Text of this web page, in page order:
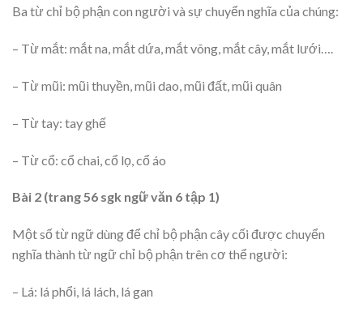
Ba từ chỉ bộ phận con người và sự chuyển nghĩa của chúng:
– Từ mắt: mắt na, mắt dứa, mắt võng, mắt cây, mắt lưới….
– Từ mũi: mũi thuyền, mũi dao, mũi đất, mũi quân
– Từ tay: tay ghế
– Từ cổ: cổ chai, cổ lọ, cổ áo
Bài 2 (trang 56 sgk ngữ văn 6 tập 1)
Một số từ ngữ dùng để chỉ bộ phận cây cối được chuyển
nghĩa thành từ ngữ chỉ bộ phận trên cơ thể người:
– Lá: lá phổi, lá lách, lá gan